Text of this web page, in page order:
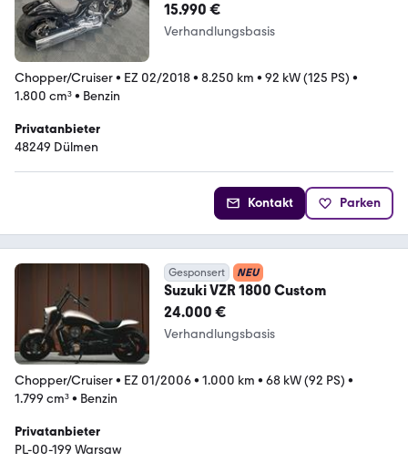
15.990 €
Verhandlungsbasis
Chopper/Cruiser• EZ 02/2018• 8.250 km • 92 kW (125 PS) •
1.800 cm³• Benzin
Privatanbieter
48249 Dülmen
Kontakt Parken
Gesponsert NEU
Suzuki VZR 1800 Custom
24.000 €
Verhandlungsbasis
Chopper/Cruiser• EZ 01/2006• 1.000 km • 68 kW (92 PS) •
1.799 cm³• Benzin
Privatanbieter
PL-00-199 Warsaw